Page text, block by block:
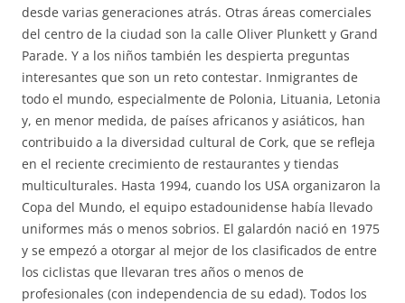
desde varias generaciones atrás. Otras áreas comerciales
del centro de la ciudad son la calle Oliver Plunkett y Grand
Parade. Y a los niños también les despierta preguntas
interesantes que son un reto contestar. Inmigrantes de
todo el mundo, especialmente de Polonia, Lituania, Letonia
y, en menor medida, de países africanos y asiáticos, han
contribuido a la diversidad cultural de Cork, que se refleja
en el reciente crecimiento de restaurantes y tiendas
multiculturales. Hasta 1994, cuando los USA organizaron la
Copa del Mundo, el equipo estadounidense había llevado
uniformes más o menos sobrios. El galardón nació en 1975
y se empezó a otorgar al mejor de los clasificados de entre
los ciclistas que llevaran tres años o menos de
profesionales (con independencia de su edad). Todos los